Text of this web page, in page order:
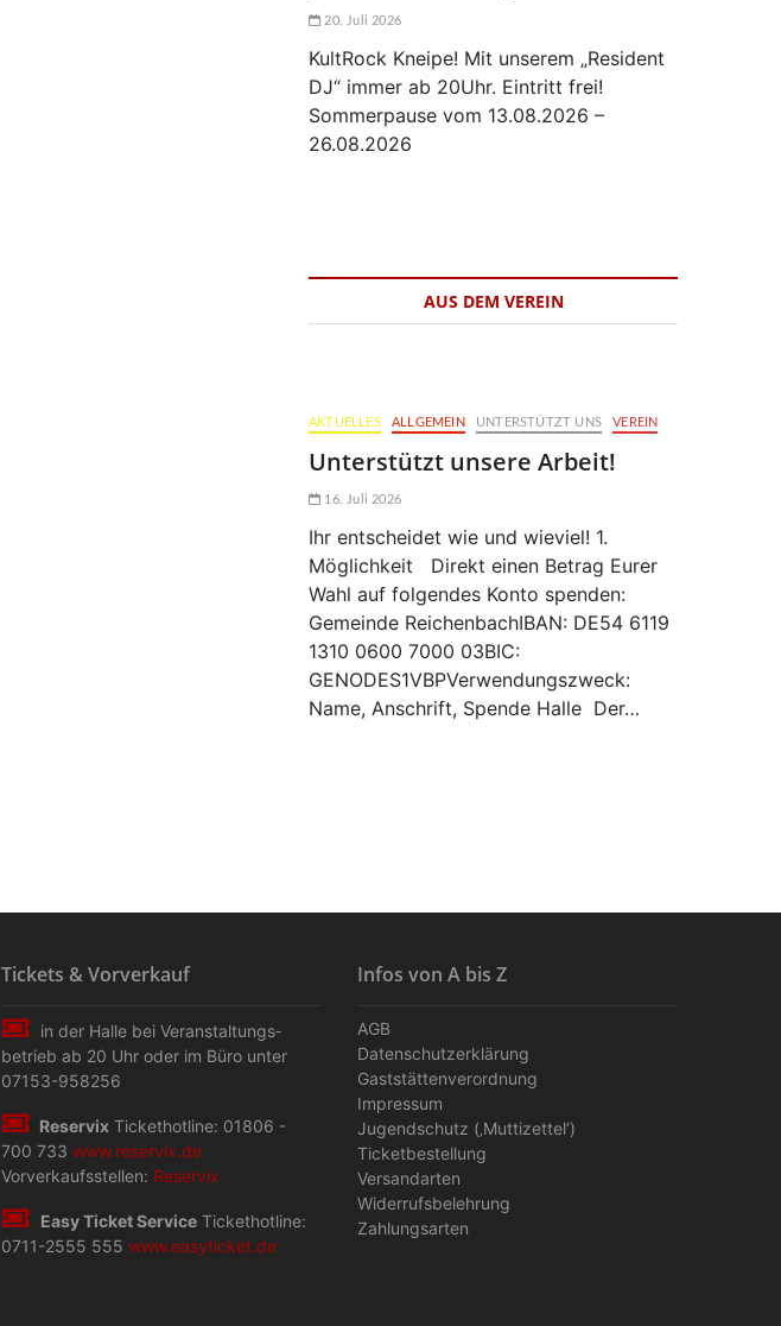
20. Juli 2026
KultRock Kneipe! Mit unserem „Resident
DJ“ immer ab 20Uhr. Eintritt frei!
Sommerpause vom 13.08.2026 –
26.08.2026
AUS DEM VEREIN
AKTUELLES ALLGEMEIN UNTERSTÜTZT UNS VEREIN
Unterstützt unsere Arbeit!
16. Juli 2026
Ihr entscheidet wie und wieviel! 1.
Möglichkeit Direkt einen Betrag Eurer
Wahl auf folgendes Konto spenden:
Gemeinde ReichenbachIBAN: DE54 6119
1310 0600 7000 03BIC:
GENODES1VBPVerwendungszweck:
Name, Anschrift, Spende Halle Der…
Tickets & Vorverkauf
in der Halle bei Veranstaltungs­
betrieb ab 20 Uhr oder im Büro unter
07153-958256
Reservix Tickethotline: 01806 -
700 733 www.reservix.de
Vorverkaufsstellen: Reservix
Easy Ticket Service Tickethotline:
0711-2555 555 www.easyticket.de
Infos von A bis Z
AGB
Datenschutzerklärung
Gaststättenverordnung
Impressum
Jugendschutz (‚Muttizettel‘)
Ticketbestellung
Versandarten
Widerrufsbelehrung
Zahlungsarten